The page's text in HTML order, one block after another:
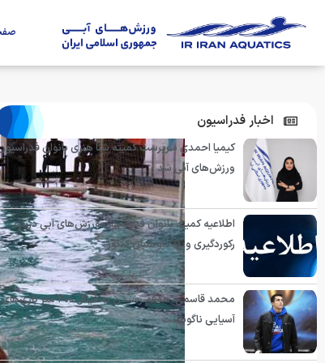
اخبار فدراسیون
کیمیا احمدی سرپرست کمیته شنا هنری بانوان
ورزش‌های آبی شد
اطلاعیه کمیته بانوان فدراسیون ورزش‌های آبی درباره
رکوردگیری ویژه داوطلبان کنکور
محمد قاسمی: هدفم رسیدن به فینال ۴۰۰ متر بازی‌های
آسیایی ناگویاست